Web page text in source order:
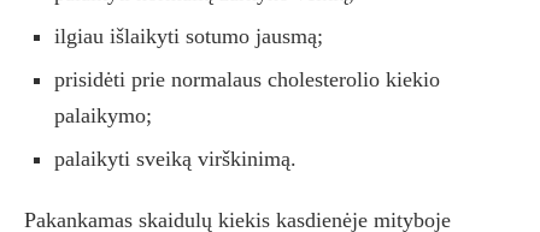
ilgiau išlaikyti sotumo jausmą;
prisidėti prie normalaus cholesterolio kiekio
palaikymo;
palaikyti sveiką virškinimą.
Pakankamas skaidulų kiekis kasdienėje mityboje